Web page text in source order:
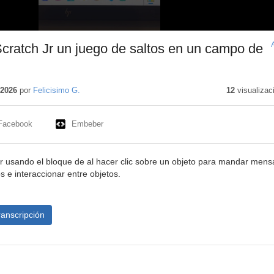
Jr un juego de saltos en un campo de
por Felicisimo G. 12
Embeber
usando el bloque de al hacer clic sobre un objeto para mandar
e interaccionar entre objetos.